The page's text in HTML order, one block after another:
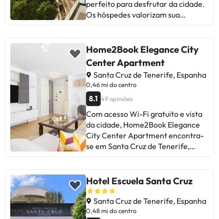
perfeito para desfrutar da cidade.
Os hóspedes valorizam sua
a falta de estacionamento, cheiros
de tinta em novas áreas e
problemas com a piscina.
Destacam-se as vistas do terraço,
a simpatia da equipe e as
instalações como a piscina no
terraço. Embora haja aspectos a
melhorar, a maioria concorda em
ter uma experiência positiva. Ideal
para viajantes que procuram
para desfrutar da cidade!
Home2Book Elegance City
Center Apartment
Santa Cruz de Tenerife, Espanha
0,46 mi do centro
8.1 49 opiniões
Com acesso Wi-Fi gratuito e vista
da cidade, Home2Book Elegance
City Center Apartment encontra-
se em Santa Cruz de Tenerife,
Tenerife Espacio de las Artes.
Apresentando estacionamento
privado gratuito, este
apartamento está numa área onde
Hotel Escuela Santa Cruz
Santa Cruz de Tenerife, Espanha
0,48 mi do centro